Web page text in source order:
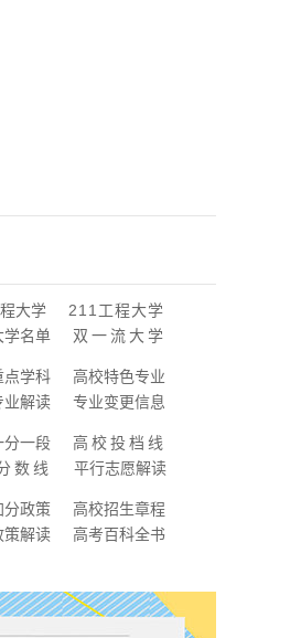
大学
211工程大学
学名单
双一流大学
点学科
高校特色专业
业解读
专业变更信息
分一段
高校投档线
数线
平行志愿解读
分政策
高校招生章程
策解读
高考百科全书